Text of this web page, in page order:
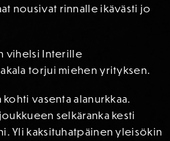
nousivat rinnalle ikävästi jo
vihelsi Interille
torjui miehen yrityksen.
vasenta alanurkkaa.
selkäranka kesti
Yli kaksituhatpäinen yleisökin